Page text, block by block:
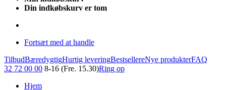
Din indkøbskurv er tom
Fortsæt med at handle
TilbudBæredygtigHurtig leveringBestsellereNye produkterFAQ
32 72 00 00 8-16 (Fre. 15.30)Ring op
Hjem